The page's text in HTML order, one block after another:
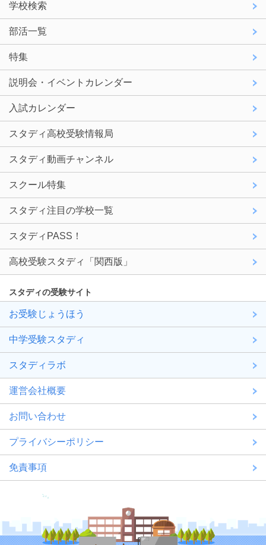
学校検索
部活一覧
特集
説明会・イベントカレンダー
入試カレンダー
スタディ高校受験情報局
スタディ動画チャンネル
スクール特集
スタディ注目の学校一覧
スタディPASS！
高校受験スタディ「関西版」
スタディの受験サイト
お受験じょうほう
中学受験スタディ
スタディラボ
運営会社概要
お問い合わせ
プライバシーポリシー
免責事項